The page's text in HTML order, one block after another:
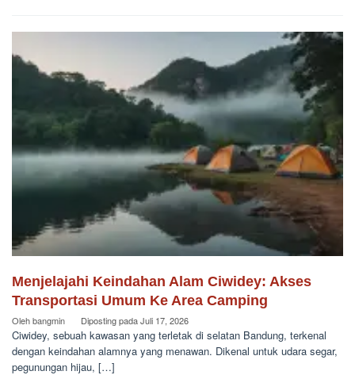
Menjelajahi Keindahan Alam Ciwidey: Akses
Transportasi Umum Ke Area Camping
Olehbangmin Diposting padaJuli 17, 2026
Ciwidey, sebuah kawasan yang terletak di selatan Bandung, terkenal
dengan keindahan alamnya yang menawan. Dikenal untuk udara segar,
pegunungan hijau, […]